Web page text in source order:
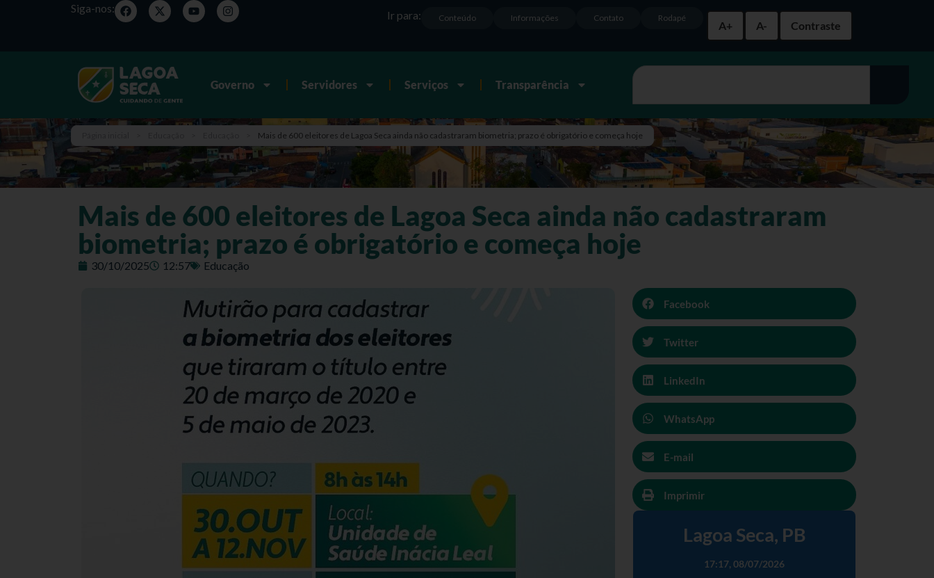
Siga-nos:
A+
A- Contraste
Rodapé
Contato
Informações
Conteúdo
Ir para:
Governo Servidores Serviços Transparência
Mais de 600 eleitores de Lagoa Seca ainda não cadastraram biometria; prazo é obrigatório e começa hoje
Mais de 600 eleitores de Lagoa Seca ainda não cadastraram
biometria; prazo é obrigatório e começa hoje
30/10/2025 12:57 Educação
Facebook
Twitter
LinkedIn
WhatsApp
E-mail
Imprimir
Lagoa Seca, PB
17:17, 08/07/2026